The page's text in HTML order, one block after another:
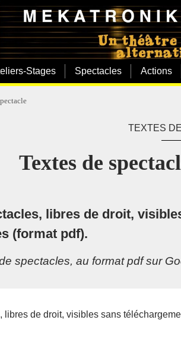
Stages Spectacles Actions
TEXTES
Textes de
libres de droit,
(format pdf).
spectacles, au format pdf sur
libres de droit, visibles sans